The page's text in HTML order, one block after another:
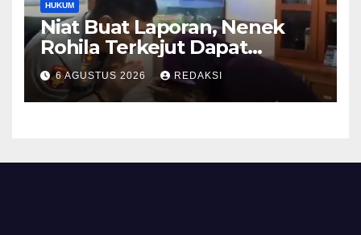
HUKUM
Niat Buat Laporan, Nenek
Rohila Terkejut Dapat
Bantuan dari Kabid Propam
Kombes Pol Eddwi
6 AGUSTUS 2026 REDAKSI